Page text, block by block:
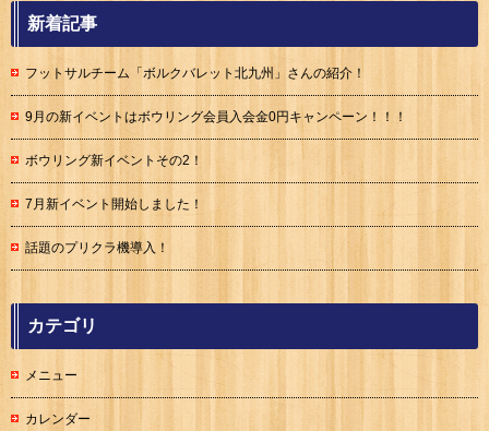
新着記事
フットサルチーム「ボルクバレット北九州」さんの紹介！
9月の新イベントはボウリング会員入会金0円キャンペーン！！！
ボウリング新イベントその2！
7月新イベント開始しました！
話題のプリクラ機導入！
カテゴリ
メニュー
カレンダー